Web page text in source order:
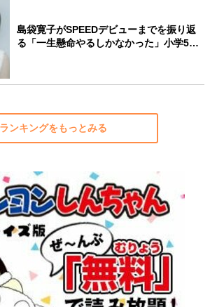
島袋寛子がSPEEDデビューまでを振り返
る「一生懸命やるしかなかった」小学5…
ランキングをもっとみる